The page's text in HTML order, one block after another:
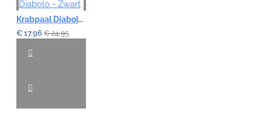
Krabpaal Diabolo - Zwart
€ 17,96 € 24,95